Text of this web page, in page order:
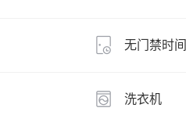
无门禁时间
洗衣机